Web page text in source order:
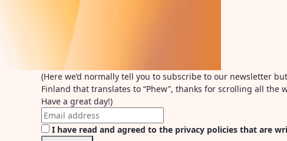
(Here we’d normally tell you to subscribe to our newsletter
Finland that translates to “Phew”, thanks for scrolling all the
Have a great day!)
I have read and agreed to the privacy policies that are